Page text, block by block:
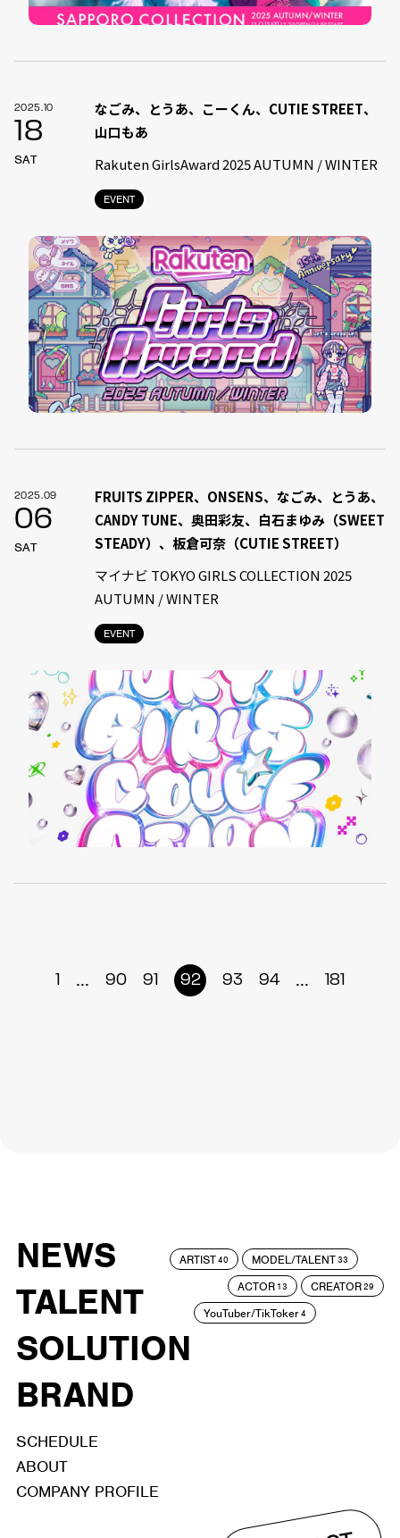
2025.10
18
SAT
EVENT
なごみ、とうあ、こーくん、CUTIE STREET、
山口もあ
Rakuten GirlsAward 2025 AUTUMN / WINTER
2025.09
06
SAT
EVENT
FRUITS ZIPPER、ONSENS、なごみ、とうあ、
CANDY TUNE、奥田彩友、白石まゆみ（SWEET
STEADY）、板倉可奈（CUTIE STREET）
マイナビ TOKYO GIRLS COLLECTION 2025
AUTUMN / WINTER
1 ... 90 91 92 93 94 ... 181
NEWS
TALENT
SOLUTION
BRAND
ARTIST40 MODEL/TALENT33
ACTOR 13 CREATOR29
YouTuber/TikToker4
SCHEDULE
ABOUT
COMPANY PROFILE